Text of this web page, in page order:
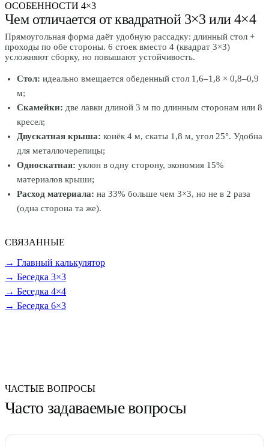
ОСОБЕННОСТИ 4×3
Чем отличается от квадратной 3×3 или 4×4
Прямоугольная форма даёт удобную рассадку: длинный стол +
проходы по обе стороны. 6 стоек вместо 4 (квадрат 3×3)
усложняют сборку, но повышают устойчивость.
Стол: идеально вмещается обеденный стол 1,6–1,8 × 0,8–0,9
м;
Скамейки: две лавки длиной 3 м по длинным сторонам или 8
кресел;
Двускатная крыша: конёк 4 м, скаты 1,8 м, угол 25°. Удобна
для металлочерепицы;
Односкатная: уклон в одну сторону, экономия 15%
материалов крыши;
Расход материала: на 33% больше чем 3×3, но не в 2 раза
(одна сторона та же).
СВЯЗАННЫЕ
→ Главный калькулятор
→ Беседка 3×3
→ Беседка 4×4
→ Беседка 6×3
ЧАСТЫЕ ВОПРОСЫ
Часто задаваемые вопросы